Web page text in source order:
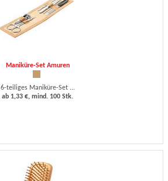
Maniküre-Set Amuren
6-teiliges Maniküre-Set ...
ab 1,33 €, mind. 100 Stk.